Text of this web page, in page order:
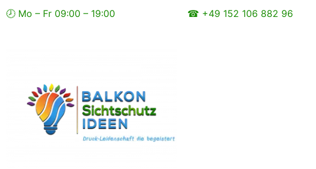
Zum
🕗 Mo – Fr 09:00 – 19:00 ☎ +49 152 106 882 96